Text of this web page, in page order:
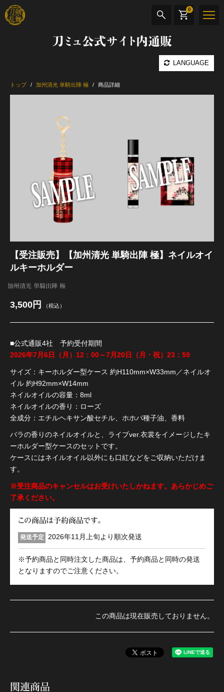
刀ミュ公式サイト内通販
LANGUAGE
0
最新カテゴリー
加州清光 単騎出陣 極
髭切 単騎出陣 ～夢幻泡影～
江 おん すていじ かうんとだうんぱーてぃー
トップ 加州清光 単騎出陣 極 商品詳細
【受注販売】【加州清光 単騎出陣 極】ネイルオイ
ルキーホルダー
加州清光 単騎出陣 極
3,500円 （税込）
■公式通販4社 予約受付期間
2026年7月6日（月）12：00～7月20日（月・祝）23：59
サイズ：キーホルダー型ケース 約H110mm×W33mm／ネイルオ
イル 約H92mm×W14mm
ネイルオイルの容量：8ml
ネイルオイルの香り：ローズ
全成分：エチルヘキサン酸セチル、ホホバ種子油、香料
バラの香りのネイルオイルと、ライブver.衣裳をイメージしたキ
ーホルダー型ケースのセットです。
ケースにはネイルオイル以外にも口紅などをご収納いただけま
す。
※受注商品のキャンセルはお受けいたしかねます。あらかじめご
了承ください。
この商品は予約商品です。
発送予定 2026年11月上旬より順次発送
※予約商品と同時注文した商品は、予約商品と同時の発送
となりますのでご注意ください。
この商品は現在販売しておりません。
関連商品